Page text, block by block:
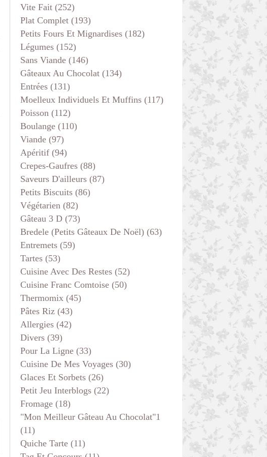
Vite Fait (252)
Plat Complet (193)
Petits Fours Et Mignardises (182)
Légumes (152)
Sans Viande (146)
Gâteaux Au Chocolat (134)
Entrées (131)
Moelleux Individuels Et Muffins (117)
Poisson (112)
Boulange (110)
Viande (97)
Apéritif (94)
Crepes-Gaufres (88)
Saveurs D'ailleurs (87)
Petits Biscuits (86)
Végétarien (82)
Gâteau 3 D (73)
Bredele (petits Gâteaux De Noël) (63)
Entremets (59)
Tartes (53)
Cuisine Avec Des Restes (52)
Cuisine Franc Comtoise (50)
Thermomix (45)
Pâtes Riz (43)
Allergies (42)
Divers (39)
Pour La Ligne (33)
Cuisine De Mes Voyages (30)
Glaces Et Sorbets (26)
Petit Jeu Interblogs (22)
Fromage (18)
"mon Meilleur Gâteau Au Chocolat"1
(11)
Quiche Tarte (11)